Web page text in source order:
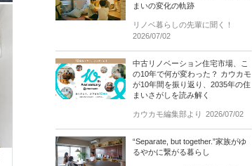
まいの変化の軌跡
リノベ暮らしの先輩に聞く！
2026/07/02
中古リノベーション住宅市場、こ
の10年で何が変わった？ カウカモ
が10年間を振り返り、2035年の住
まいさがしを読み解く
カウカモ編集部より 2026/07/02
“Separate, but together.”家族がゆ
るやかに繋がる暮らし